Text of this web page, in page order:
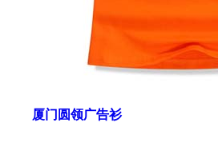
厦门圆领广告衫